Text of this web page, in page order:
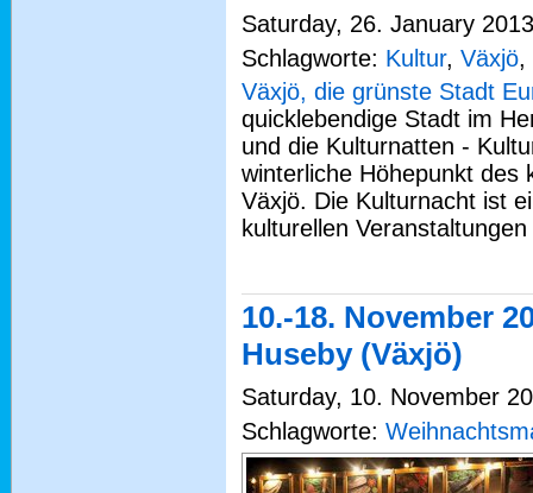
Saturday, 26. January
Schlagworte: Kultur, Växjö,
Växjö, die grünste Stadt
quicklebendige Stadt im
und die Kulturnatten -
winterliche Höhepunkt des
Växjö. Die Kulturnacht ist
kulturellen
10.-18. November
Huseby (Växjö)
Saturday, 10. November
Schlagworte: